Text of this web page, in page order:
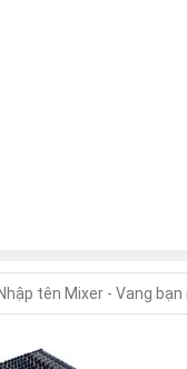
(± 0,5 dB)